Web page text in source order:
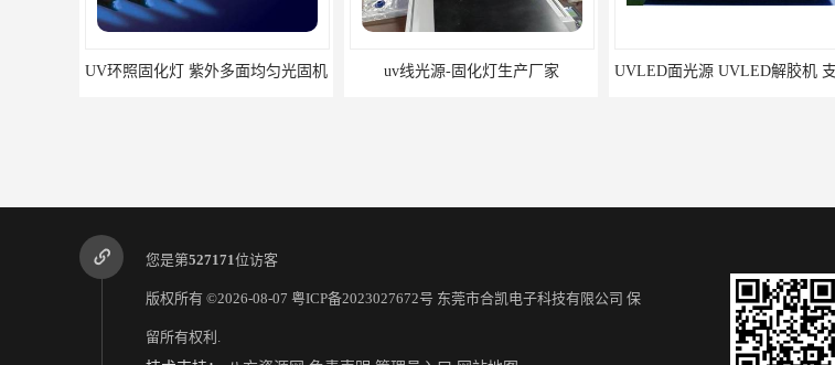
UV环照固化灯 紫外多面均匀光固机 uv线光源-固化灯生产厂家
您是第527171位访客
版权所有 ©2026-08-07 粤ICP备2023027672号 东莞市合凯电子科技有限公司 保
留所有权利.